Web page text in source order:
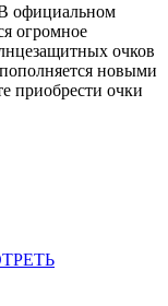
официальном
огромное
очков
новыми
приобрести очки